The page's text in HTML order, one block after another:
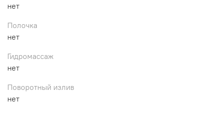
нет
Полочка
нет
Гидромассаж
нет
Поворотный излив
нет